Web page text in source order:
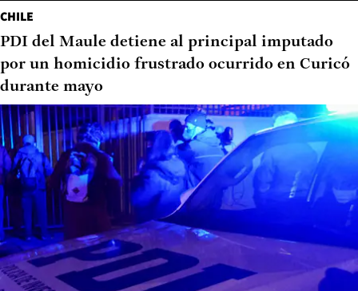
CHILE
PDI del Maule detiene al principal imputado
por un homicidio frustrado ocurrido en Curicó
durante mayo